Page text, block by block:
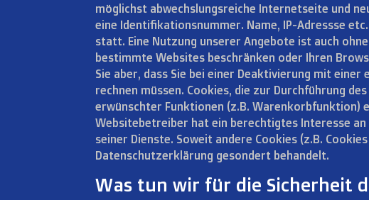
möglichst abwechslungsreiche Internetseite und
eine Identifikationsnummer. Name, IP-Adressse
statt. Eine Nutzung unserer Angebote ist auch
bestimmte Websites beschränken oder Ihren
Sie aber, dass Sie bei einer Deaktivierung mit
rechnen müssen. Cookies, die zur Durchführung
erwünschter Funktionen (z.B. Warenkorbfunktion)
Websitebetreiber hat ein berechtigtes Interesse
seiner Dienste. Soweit andere Cookies (z.B.
Datenschutzerklärung gesondert behandelt.
Was tun wir für die Sicherheit